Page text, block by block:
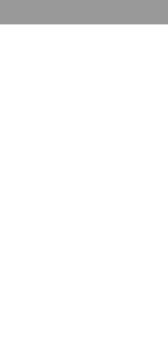
recibirá la base
elaborar artículos,
Internacional), magazines
y proyectos personales.
cambiante del mundo de la
multimedios implican la
y adaptada a nuestra filosofía
contribuir a la formación de